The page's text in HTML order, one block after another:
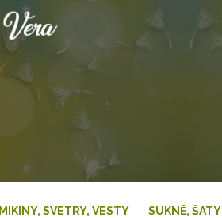
MIKINY, SVETRY, VESTY SUKNĚ, ŠATY